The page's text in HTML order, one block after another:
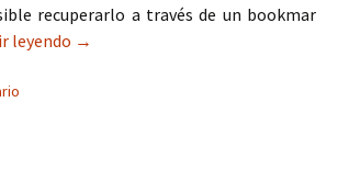
recuperarlo a través de un bookmar
leyendo Vistas predefinidas con Bookmarks
→